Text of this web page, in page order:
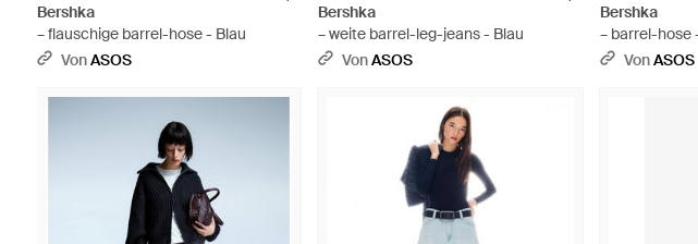
Bershka
– flauschige barrel-hose - Blau
VonASOS
Bershka
– weite barrel-leg-jeans - Blau
VonASOS
Bershka
– barrel-hose
VonASOS